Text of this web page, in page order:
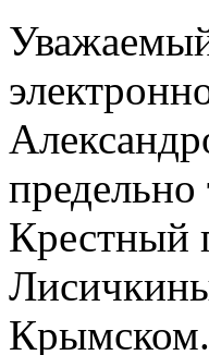
Крестный